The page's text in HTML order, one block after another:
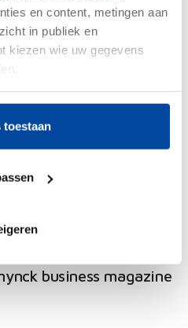
en content, metingen aan
in publiek en
kiezen wie uw gegevens
ook graag:
over uw geografische
meter nauwkeurig kan zijn
(fingerprinting)
in het
en advertenties te
voor social media te bieden
toestaan
business magazine